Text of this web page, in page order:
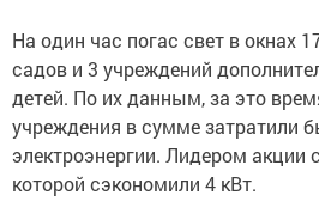
На один час погас свет в окнах
садов и 3 учреждений
детей. По их данным, за это
учреждения в сумме затратили
электроэнергии. Лидером
которой сэкономили 4 кВт.